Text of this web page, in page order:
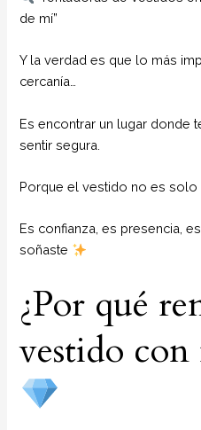
de mí”
Y la verdad es que lo más
cercanía…
Es encontrar un lugar donde
sentir segura.
Porque el vestido no es solo
Es confianza, es presencia,
soñaste
¿Por qué
vestido con